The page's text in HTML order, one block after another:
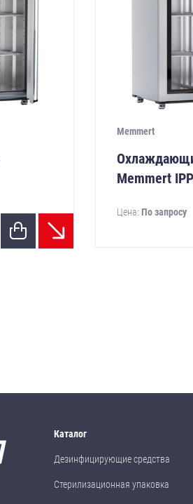
Memmert
Memmert
Цена:По запросу
Каталог
Дезинфицирующие средства
Стерилизационная упаковка